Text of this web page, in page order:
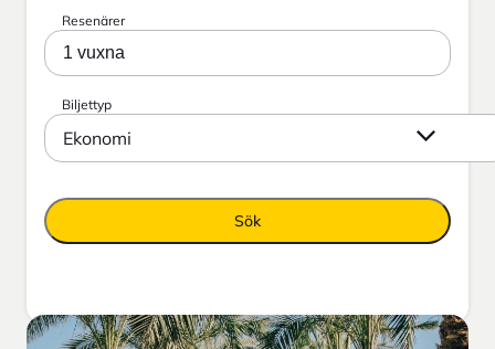
Resenärer
1 vuxna
Biljettyp
Ekonomi
Sök